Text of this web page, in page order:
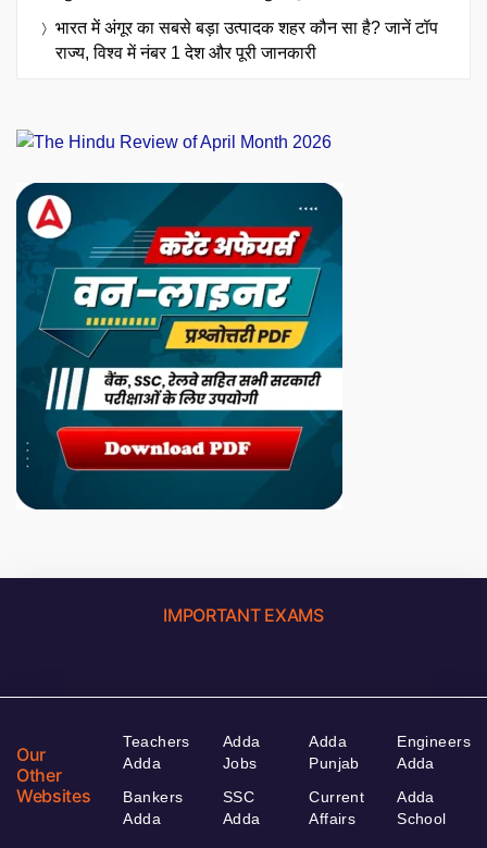
भारत में अंगूर का सबसे बड़ा उत्पादक शहर कौन सा है? जानें टॉप
राज्य, विश्व में नंबर 1 देश और पूरी जानकारी
IMPORTANT EXAMS
Our
Other
Websites
Teachers
Adda
Bankers
Adda
Adda
Jobs
SSC
Adda
Adda
Punjab
Current
Affairs
Engineers
Adda
Adda
School